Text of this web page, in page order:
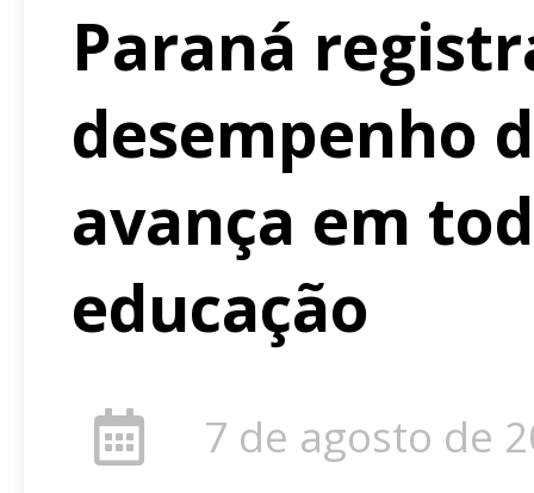
Paraná
desempenho
avança em
educação
7 de agosto de